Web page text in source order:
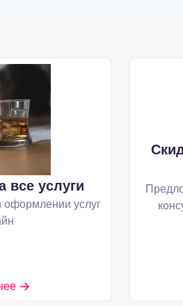
все услуги
оформлении услуг